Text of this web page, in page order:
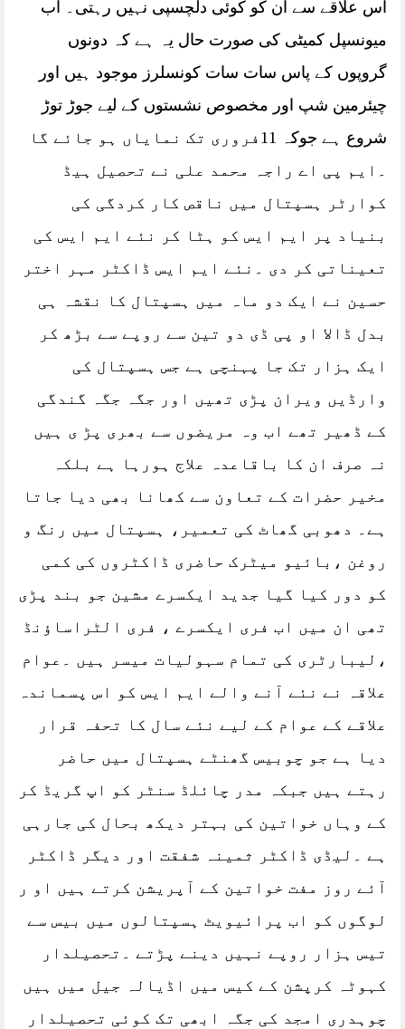
اس علاقے سے ان کو کوئی دلچسپی نہیں رہتی۔ اب
میونسپل کمیٹی کی صورت حال یہ ہے کہ دونوں
گروپوں کے پاس سات سات کونسلرز موجود ہیں اور
چیئرمین شپ اور مخصوص نشستوں کے لیے جوڑ توڑ
شروع ہے جوکہ 11فروری تک نمایاں ہو جائے گا
۔ایم پی اے راجہ محمد علی نے تحصیل ہیڈ
کوارٹر ہسپتال میں ناقص کار کردگی کی
بنیاد پر ایم ایس کو ہٹا کر نئے ایم ایس کی
تعیناتی کر دی ۔نئے ایم ایس ڈاکٹر مہر اختر
حسین نے ایک دو ماہ میں ہسپتال کا نقشہ ہی
بدل ڈالا او پی ڈی دو تین سے روپے سے بڑھ کر
ایک ہزار تک جا پہنچی ہے جس ہسپتال کی
وارڈیں ویران پڑی تھیں اور جگہ جگہ گندگی
کے ڈھیر تھے اب وہ مریضوں سے بھری پڑ ی ہیں
نہ صرف ان کا باقاعدہ علاج ہورہا ہے بلکہ
مخیر حضرات کے تعاون سے کھانا بھی دیا جاتا
ہے۔ دھوبی گھاٹ کی تعمیر، ہسپتال میں رنگ و
روغن ،بائیو میٹرک حاضری ڈاکٹروں کی کمی
کو دور کیا گیا جدید ایکسرے مشین جو بند پڑی
تھی ان میں اب فری ایکسرے ، فری الٹراساؤنڈ
،لیبارٹری کی تمام سہولیات میسر ہیں ۔عوام
علاقہ نے نئے آنے والے ایم ایس کو اس پسماندہ
علاقے کے عوام کے لیے نئے سال کا تحفہ قرار
دیا ہے جو چوبیس گھنٹے ہسپتال میں حاضر
رہتے ہیں جبکہ مدر چائلڈ سنٹر کو اپ گریڈ کر
کے وہاں خواتین کی بہتر دیکھ بحال کی جارہی
ہے ۔لیڈی ڈاکٹر ثمینہ شفقت اور دیگر ڈاکٹر
آئے روز مفت خواتین کے آپریشن کرتے ہیں او ر
لوگوں کو اب پرائیویٹ ہسپتالوں میں بیس سے
تیس ہزار روپے نہیں دینے پڑتے ۔تحصیلدار
کہوٹہ کرپشن کے کیس میں اڈیالہ جیل میں ہیں
چوہدری امجد کی جگہ ابھی تک کوئی تحصیلدار